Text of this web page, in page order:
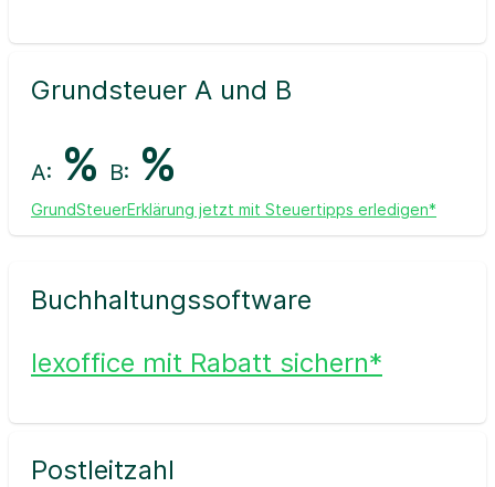
Grundsteuer A und B
A: % B: %
GrundSteuerErklärung jetzt mit Steuertipps erledigen*
Buchhaltungssoftware
lexoffice mit Rabatt sichern*
Postleitzahl